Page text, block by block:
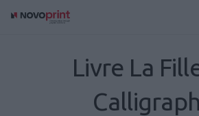
Livre La